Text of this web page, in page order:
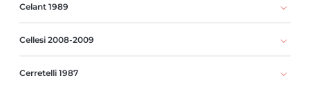
Celant 1989
Cellesi 2008-2009
Cerretelli 1987